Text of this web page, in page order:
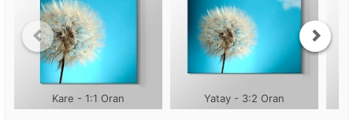
Kare - 1:1 Oran Yatay - 3:2 Oran